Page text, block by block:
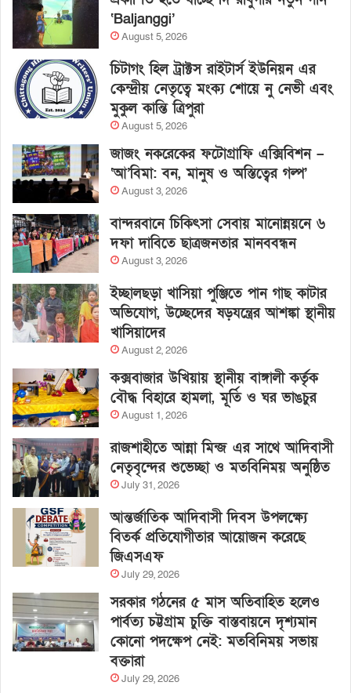
‘Baljanggi’
August 5, 2026
চিটাগং হিল ট্রাক্টস রাইটার্স ইউনিয়ন এর
কেন্দ্রীয় নেতৃত্বে মংক্য শোয়ে নু নেভী এবং
মুকুল কান্তি ত্রিপুরা
August 5, 2026
জাজং নকরেকের ফটোগ্রাফি এক্সিবিশন –
‘আ’বিমা: বন, মানুষ ও অস্তিত্বের গল্প’
August 3, 2026
বান্দরবানে চিকিৎসা সেবায় মানোন্নয়নে ৬
দফা দাবিতে ছাত্রজনতার মানববন্ধন
August 3, 2026
ইচ্ছালছড়া খাসিয়া পুঞ্জিতে পান গাছ কাটার
অভিযোগ, উচ্ছেদের ষড়যন্ত্রের আশঙ্কা স্থানীয়
খাসিয়াদের
August 2, 2026
কক্সবাজার উখিয়ায় স্থানীয় বাঙ্গালী কর্তৃক
বৌদ্ধ বিহারে হামলা, মূর্তি ও ঘর ভাঙচুর
August 1, 2026
রাজশাহীতে আন্না মিন্জ এর সাথে আদিবাসী
নেতৃবৃন্দের শুভেচ্ছা ও মতবিনিময় অনুষ্ঠিত
July 31, 2026
আন্তর্জাতিক আদিবাসী দিবস উপলক্ষ্যে
বিতর্ক প্রতিযোগীতার আয়োজন করেছে
জিএসএফ
July 29, 2026
সরকার গঠনের ৫ মাস অতিবাহিত হলেও
পার্বত্য চট্টগ্রাম চুক্তি বাস্তবায়নে দৃশ্যমান
কোনো পদক্ষেপ নেই: মতবিনিময় সভায়
বক্তারা
July 29, 2026